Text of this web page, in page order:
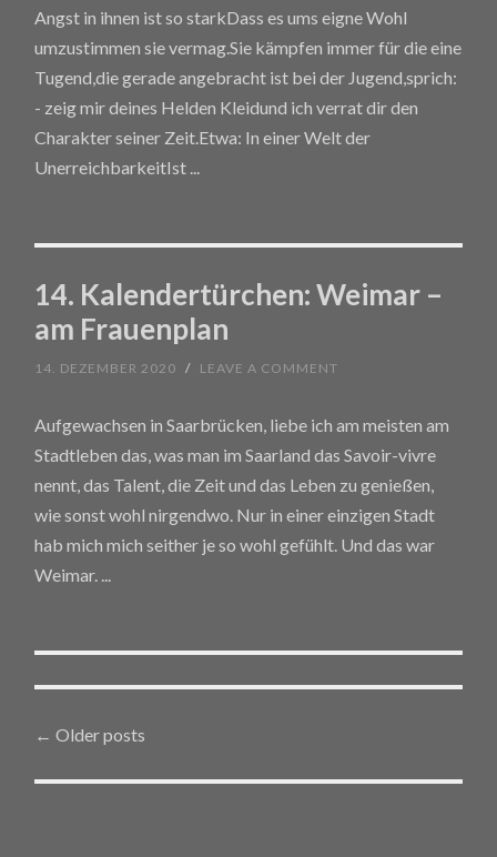
Angst in ihnen ist so starkDass es ums eigne Wohl
umzustimmen sie vermag.Sie kämpfen immer für die eine
Tugend,die gerade angebracht ist bei der Jugend,sprich:
- zeig mir deines Helden Kleidund ich verrat dir den
Charakter seiner Zeit.Etwa: In einer Welt der
UnerreichbarkeitIst ...
14. Kalendertürchen: Weimar –
am Frauenplan
14. DEZEMBER 2020 / LEAVE A COMMENT
Aufgewachsen in Saarbrücken, liebe ich am meisten am
Stadtleben das, was man im Saarland das Savoir-vivre
nennt, das Talent, die Zeit und das Leben zu genießen,
wie sonst wohl nirgendwo. Nur in einer einzigen Stadt
hab mich mich seither je so wohl gefühlt. Und das war
Weimar. ...
Posts navigation
← Older posts